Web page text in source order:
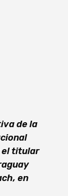
de la
el titular
en